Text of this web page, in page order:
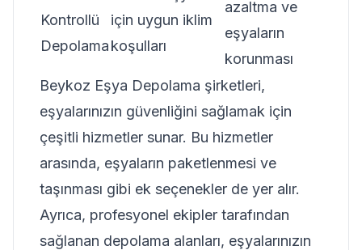
Kontrollü
Depolama
için uygun iklim
koşulları
azaltma ve
eşyaların
korunması
Beykoz Eşya Depolama şirketleri,
eşyalarınızın güvenliğini sağlamak için
çeşitli hizmetler sunar. Bu hizmetler
arasında, eşyaların paketlenmesi ve
taşınması gibi ek seçenekler de yer alır.
Ayrıca, profesyonel ekipler tarafından
sağlanan depolama alanları, eşyalarınızın